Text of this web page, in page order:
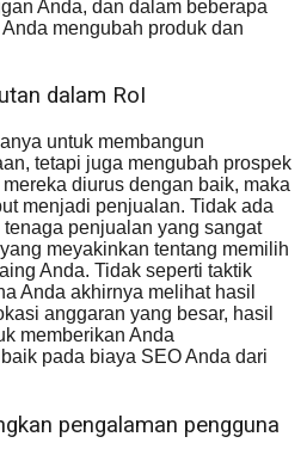
Anda, dan dalam beberapa
mengubah produk dan
dalam RoI
untuk membangun
tetapi juga mengubah prospek
diurus dengan baik, maka
menjadi penjualan. Tidak ada
penjualan yang sangat
meyakinkan tentang memilih
Anda. Tidak seperti taktik
Anda akhirnya melihat hasil
anggaran yang besar, hasil
memberikan Anda
pada biaya SEO Anda dari
pengalaman pengguna